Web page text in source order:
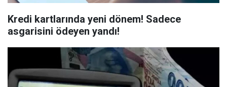
Kredi kartlarında yeni dönem! Sadece
asgarisini ödeyen yandı!